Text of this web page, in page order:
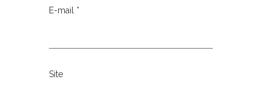
E-mail *
Site